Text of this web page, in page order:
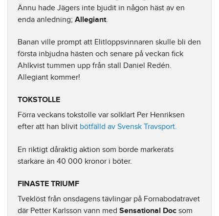
Ännu hade Jägers inte bjudit in någon häst av en
enda anledning; Allegiant.
Banan ville prompt att Elitloppsvinnaren skulle bli den
första inbjudna hästen och senare på veckan fick
Ahlkvist tummen upp från stall Daniel Redén.
Allegiant kommer!
TOKSTOLLE
Förra veckans tokstolle var solklart Per Henriksen
efter att han blivit bötfälld av Svensk Travsport.
En riktigt dåraktig aktion som borde markerats
starkare än 40 000 kronor i böter.
FINASTE TRIUMF
Tveklöst från onsdagens tävlingar på Fornabodatravet
där Petter Karlsson vann med Sensational Doc som